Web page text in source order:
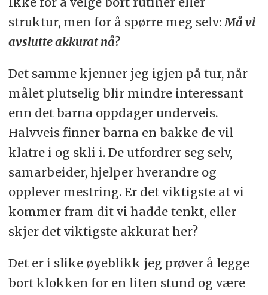
struktur, men for å spørre meg selv:Må vi
avslutte akkurat nå?
Det samme kjenner jeg igjen på tur, når
målet plutselig blir mindre interessant
enn det barna oppdager underveis.
Halvveis finner barna en bakke de vil
klatre i og skli i. De utfordrer seg selv,
samarbeider, hjelper hverandre og
opplever mestring. Er det viktigste at vi
kommer fram dit vi hadde tenkt, eller
skjer det viktigste akkurat her?
Det er i slike øyeblikk jeg prøver å legge
bort klokken for en liten stund og være